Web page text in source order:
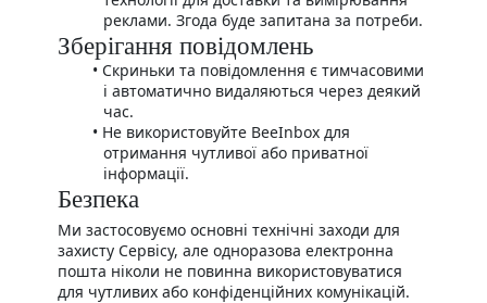
реклами. Згода буде запитана за потреби.
Зберігання повідомлень
Скриньки та повідомлення є тимчасовими
і автоматично видаляються через деякий
час.
Не використовуйте BeeInbox для
отримання чутливої або приватної
інформації.
Безпека
Ми застосовуємо основні технічні заходи для
захисту Сервісу, але одноразова електронна
пошта ніколи не повинна використовуватися
для чутливих або конфіденційних комунікацій.